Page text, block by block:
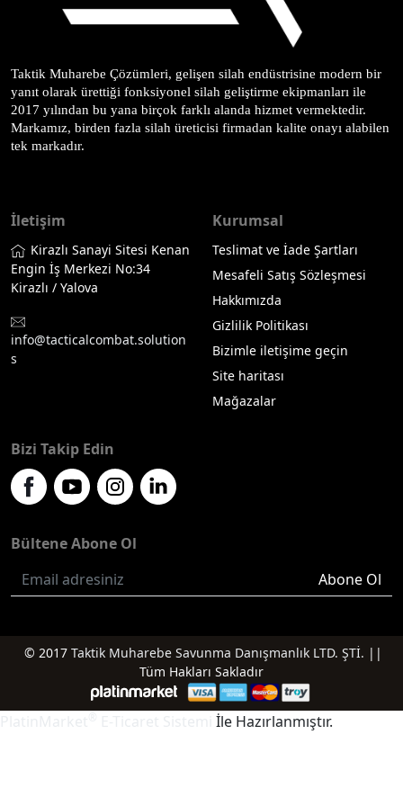
Taktik Muharebe Çözümleri, gelişen silah endüstrisine modern bir
yanıt olarak ürettiği fonksiyonel silah geliştirme ekipmanları ile
2017 yılından bu yana birçok farklı alanda hizmet vermektedir.
Markamız, birden fazla silah üreticisi firmadan kalite onayı alabilen
tek markadır.
İletişim
Kirazlı Sanayi Sitesi Kenan
Engin İş Merkezi No:34
Kirazlı / Yalova
info@tacticalcombat.solution
s
Kurumsal
Teslimat ve İade Şartları
Mesafeli Satış Sözleşmesi
Hakkımızda
Gizlilik Politikası
Bizimle iletişime geçin
Site haritası
Mağazalar
Bizi Takip Edin
Bültene Abone Ol
Abone Ol
© 2017 Taktik Muharebe Savunma Danışmanlık LTD. ŞTİ. ||
Tüm Hakları Sakladır
İle Hazırlanmıştır.